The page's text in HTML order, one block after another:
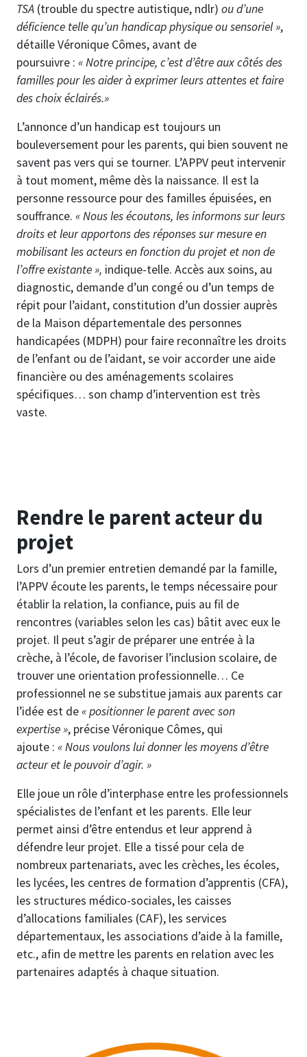
TSA (trouble du spectre autistique, ndlr) ou d’une
déficience telle qu’un handicap physique ou sensoriel »,
détaille Véronique Cômes, avant de
poursuivre : « Notre principe, c’est d’être aux côtés des
familles pour les aider à exprimer leurs attentes et faire
des choix éclairés.»
L’annonce d’un handicap est toujours un
bouleversement pour les parents, qui bien souvent ne
savent pas vers qui se tourner. L’APPV peut intervenir
à tout moment, même dès la naissance. Il est la
personne ressource pour des familles épuisées, en
souffrance. « Nous les écoutons, les informons sur leurs
droits et leur apportons des réponses sur mesure en
mobilisant les acteurs en fonction du projet et non de
l’offre existante », indique-telle. Accès aux soins, au
diagnostic, demande d’un congé ou d’un temps de
répit pour l’aidant, constitution d’un dossier auprès
de la Maison départementale des personnes
handicapées (MDPH) pour faire reconnaître les droits
de l’enfant ou de l’aidant, se voir accorder une aide
financière ou des aménagements scolaires
spécifiques… son champ d’intervention est très
vaste.
Rendre le parent acteur du
projet
Lors d’un premier entretien demandé par la famille,
l’APPV écoute les parents, le temps nécessaire pour
établir la relation, la confiance, puis au fil de
rencontres (variables selon les cas) bâtit avec eux le
projet. Il peut s’agir de préparer une entrée à la
crèche, à l’école, de favoriser l’inclusion scolaire, de
trouver une orientation professionnelle… Ce
professionnel ne se substitue jamais aux parents car
l’idée est de« positionner le parent avec son
expertise », précise Véronique Cômes, qui
ajoute : « Nous voulons lui donner les moyens d’être
acteur et le pouvoir d’agir. »
Elle joue un rôle d’interphase entre les professionnels
spécialistes de l’enfant et les parents. Elle leur
permet ainsi d’être entendus et leur apprend à
défendre leur projet. Elle a tissé pour cela de
nombreux partenariats, avec les crèches, les écoles,
les lycées, les centres de formation d’apprentis (CFA),
les structures médico-sociales, les caisses
d’allocations familiales (CAF), les services
départementaux, les associations d’aide à la famille,
etc., afin de mettre les parents en relation avec les
partenaires adaptés à chaque situation.